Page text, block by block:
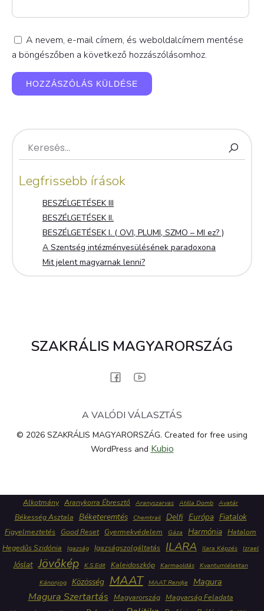
A nevem, e-mail címem, és weboldalcímem mentése
a böngészőben a következő hozzászólásomhoz.
Legfrissebb írások
BESZÉLGETÉSEK III
BESZÉLGETÉSEK II.
BESZÉLGETÉSEK I. ( OVI, PLUMI, SZMO – MI ez? )
A Szentség intézményesülésének paradoxona
Mit jelent magyarnak lenni?
SZAKRÁLIS MAGYARORSZÁG
A VALÓDI VÁLASZTÁS
© 2026 SZAKRÁLIS MAGYARORSZÁG. Created for free using
WordPress and Kubio
Alkotmány Aranykorra Ébresztő Aranyszarvas Atilla Domb Avatár
Békesség Asztala Béketeremtés Chemtrail Delfi Európa Fiatalok
Figyelmeztetés Good Reset Gyermekvédelem Gáza Harmónia Hatalom
Hegedűs Szidónia
Igazság Igazságszolgáltatás ILARA Ilara Képzés Izrael
Jóslat Jövőkép K.S.Edit Kaleidoszkóp Karmaoldás
Kvantumlélektan
Kánonjog
Közösség MAAT MAAT Rendje Magura
Magura Szertartás Magyarország Magyarság Feladata